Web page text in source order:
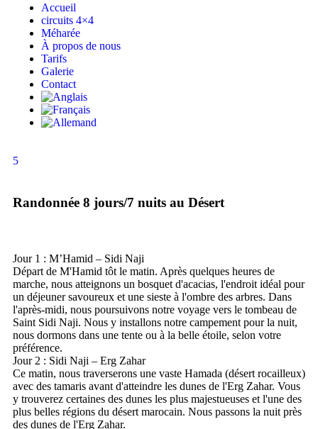
Accueil
circuits 4×4
Méharée
À propos de nous
Tarifs
Galerie
Contact
5
Randonnée 8 jours/7 nuits au Désert
Jour 1 : M’Hamid – Sidi Naji
Départ de M'Hamid tôt le matin. Après quelques heures de
marche, nous atteignons un bosquet d'acacias, l'endroit idéal pour
un déjeuner savoureux et une sieste à l'ombre des arbres. Dans
l'après-midi, nous poursuivons notre voyage vers le tombeau de
Saint Sidi Naji. Nous y installons notre campement pour la nuit,
nous dormons dans une tente ou à la belle étoile, selon votre
préférence.
Jour 2 : Sidi Naji – Erg Zahar
Ce matin, nous traverserons une vaste Hamada (désert rocailleux)
avec des tamaris avant d'atteindre les dunes de l'Erg Zahar. Vous
y trouverez certaines des dunes les plus majestueuses et l'une des
plus belles régions du désert marocain. Nous passons la nuit près
des dunes de l'Erg Zahar.